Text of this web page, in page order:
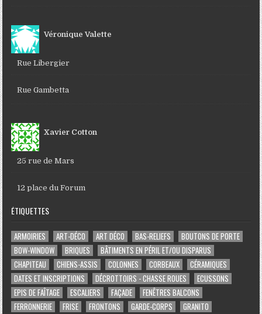
Véronique Valette
Rue Libergier
Rue Gambetta
Xavier Cotton
25 rue de Mars
12 place du Forum
ÉTIQUETTES
ARMOIRIES ART-DÉCO ART DÉCO BAS-RELIEFS
BOUTONS DE PORTE
BOW-WINDOW
BRIQUES
BÂTIMENTS EN PÉRIL ET/OU DISPARUS
CHAPITEAU
CHIENS-ASSIS COLONNES CORBEAUX
CÉRAMIQUES
DATES ET INSCRIPTIONS
DÉCROTTOIRS - CHASSE ROUES
ECUSSONS
EPIS DE FAÎTAGE
ESCALIERS FAÇADE
FENÊTRES BALCONS
FERRONNERIE
FRISE FRONTONS GARDE-CORPS
GRANITO